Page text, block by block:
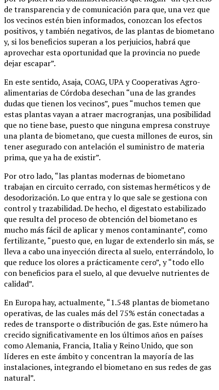
de transparencia y de comunicación para que, una vez que
los vecinos estén bien informados, conozcan los efectos
positivos, y también negativos, de las plantas de biometano
y, si los beneficios superan a los perjuicios, habrá que
aprovechar esta oportunidad que la provincia no puede
dejar escapar”.
En este sentido, Asaja, COAG, UPA y Cooperativas Agro-
alimentarias de Córdoba desechan “una de las grandes
dudas que tienen los vecinos”, pues “muchos temen que
estas plantas vayan a atraer macrogranjas, una posibilidad
que no tiene base, puesto que ninguna empresa construye
una planta de biometano, que cuesta millones de euros, sin
tener asegurado con antelación el suministro de materia
prima, que ya ha de existir”.
Por otro lado, “las plantas modernas de biometano
trabajan en circuito cerrado, con sistemas herméticos y de
desodorización. Lo que entra y lo que sale se gestiona con
control y trazabilidad. De hecho, el digestato estabilizado
que resulta del proceso de obtención del biometano es
mucho más fácil de aplicar y menos contaminante”, como
fertilizante, “puesto que, en lugar de extenderlo sin más, se
lleva a cabo una inyección directa al suelo, enterrándolo, lo
que reduce los olores a prácticamente cero”, y “todo ello
con beneficios para el suelo, al que devuelve nutrientes de
calidad”.
En Europa hay, actualmente, “1.548 plantas de biometano
operativas, de las cuales más del 75% están conectadas a
redes de transporte o distribución de gas. Este número ha
crecido significativamente en los últimos años en países
como Alemania, Francia, Italia y Reino Unido, que son
líderes en este ámbito y concentran la mayoría de las
instalaciones, integrando el biometano en sus redes de gas
natural”.